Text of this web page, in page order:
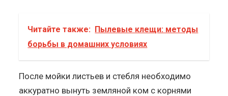
Читайте также: Пылевые клещи: методы
борьбы в домашних условиях
После мойки листьев и стебля необходимо
аккуратно вынуть земляной ком с корнями